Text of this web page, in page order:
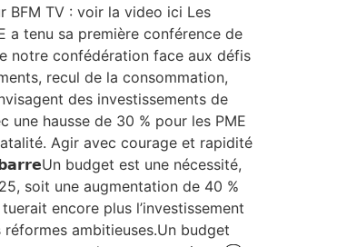
BFM TV : voir la video ici Les
a tenu sa première conférence de
notre confédération face aux défis
recul de la consommation,
des investissements de
hausse de 30 % pour les PME
Agir avec courage et rapidité
budget est une nécessité,
soit une augmentation de 40 %
encore plus l’investissement
ambitieuses.Un budget